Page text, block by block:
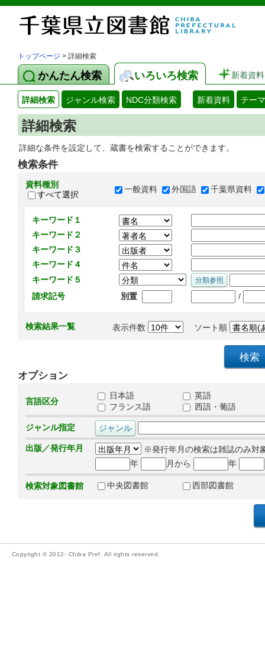
トップページ > 詳細検索
かんたん検索 いろいろ検索 新着資料
詳細検索 ジャンル検索 NDC分類検索 新着資料 テー
詳細検索
詳細な条件を設定して、蔵書を検索することができます。
検索条件
資料種別
すべて選択
一般資料 外国語 千葉県資料
キーワード１
キーワード２
キーワード３
キーワード４
キーワード５
請求記号
別置 /
検索結果一覧 表示件数 ソート順
オプション
言語区分
日本語
英語
フランス語
西語・葡語
ジャンル指定
出版／発行年月
※発行年月の検索は雑誌のみ対
年
月から 年
検索対象図書館 中央図書館 西部図書館
Copyright © 2012- Chiba Pref. All rights reserved.